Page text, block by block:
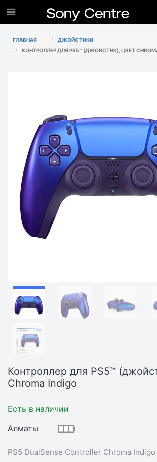
ГЛАВНАЯ
ДЖОЙСТИКИ
КОНТРОЛЛЕР ДЛЯ PS5™ (ДЖОЙСТИК), ЦВЕТ
Контроллер для PS5™
Chroma Indigo
Есть в наличии
Алматы
PS5 DualSense Controller Chroma Indigo